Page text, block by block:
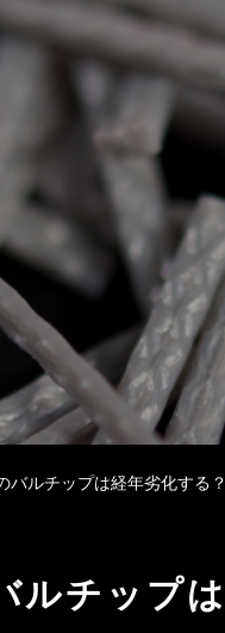
バルチップは経年劣化する？
ルチップ